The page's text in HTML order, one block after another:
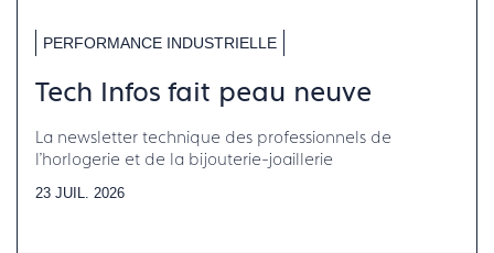
PERFORMANCE INDUSTRIELLE
Tech Infos fait peau neuve
La newsletter technique des professionnels de
l'horlogerie et de la bijouterie-joaillerie
23 JUIL. 2026